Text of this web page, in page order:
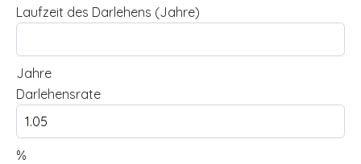
Laufzeit des Darlehens (Jahre)
Jahre
Darlehensrate
%